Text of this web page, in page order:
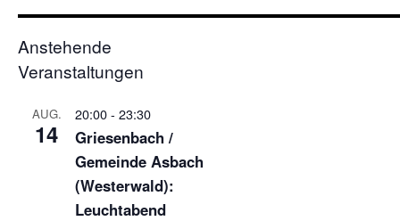
Anstehende
Veranstaltungen
AUG.
14
20:00- 23:30
Griesenbach /
Gemeinde Asbach
(Westerwald):
Leuchtabend